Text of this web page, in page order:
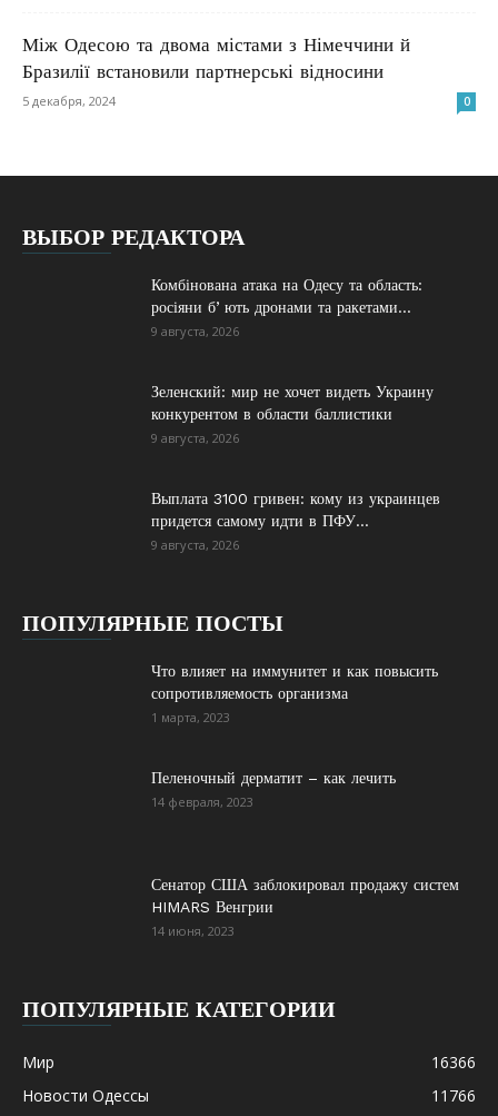
Між Одесою та двома містами з Німеччини й
Бразилії встановили партнерські відносини
5 декабря, 2024 0
ВЫБОР РЕДАКТОРА
Комбінована атака на Одесу та область:
росіяни бʼють дронами та ракетами...
9 августа, 2026
Зеленский: мир не хочет видеть Украину
конкурентом в области баллистики
9 августа, 2026
Выплата 3100 гривен: кому из украинцев
придется самому идти в ПФУ...
9 августа, 2026
ПОПУЛЯРНЫЕ ПОСТЫ
Что влияет на иммунитет и как повысить
сопротивляемость организма
1 марта, 2023
Пеленочный дерматит – как лечить
14 февраля, 2023
Сенатор США заблокировал продажу систем
HIMARS Венгрии
14 июня, 2023
ПОПУЛЯРНЫЕ КАТЕГОРИИ
Мир
16366
Новости Одессы
11766